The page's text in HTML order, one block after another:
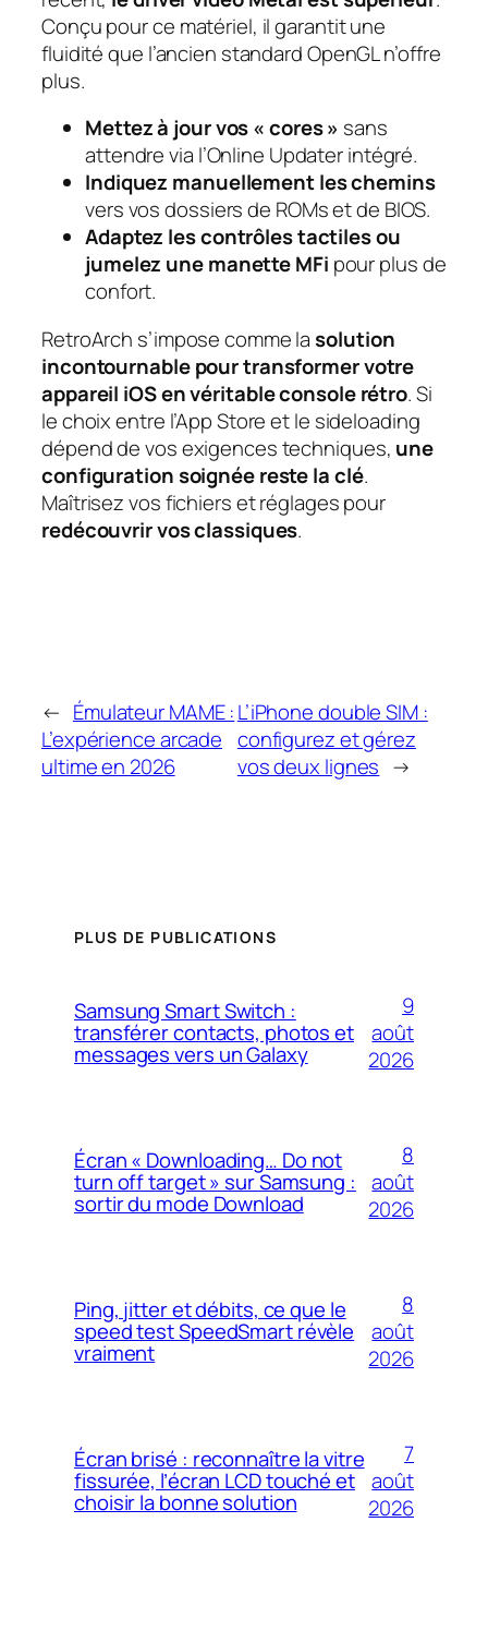
Conçu pour ce matériel, il garantit une
fluidité que l’ancien standard OpenGL n’offre
plus.
Mettez à jour vos « cores » sans
attendre via l’Online Updater intégré.
Indiquez manuellement les chemins
vers vos dossiers de ROMs et de BIOS.
Adaptez les contrôles tactiles ou
jumelez une manette MFi pour plus de
confort.
RetroArch s’impose comme lasolution
incontournable pour transformer votre
appareil iOS en véritable console rétro. Si
le choix entre l’App Store et le sideloading
dépend de vos exigences techniques, une
configuration soignée reste la clé.
Maîtrisez vos fichiers et réglages pour
redécouvrir vos classiques.
← Émulateur MAME :
L’expérience arcade
ultime en 2026
L’iPhone double SIM :
configurez et gérez
vos deux lignes →
PLUS DE PUBLICATIONS
Samsung Smart Switch :
transférer contacts, photos et
messages vers un Galaxy
9
août
2026
Écran « Downloading… Do not
turn off target » sur Samsung :
sortir du mode Download
8
août
2026
Ping, jitter et débits, ce que le
speed test SpeedSmart révèle
vraiment
8
août
2026
Écran brisé : reconnaître la vitre
fissurée, l’écran LCD touché et
choisir la bonne solution
7
août
2026